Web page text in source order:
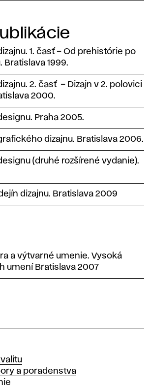
1. časť – Od prehistórie po
Bratislava 1999.
2. časť – Dizajn v 2. polovici
2000.
Praha 2005.
dizajnu. Bratislava 2006.
(druhé rozšírené vydanie).
dizajnu. Bratislava 2009
a výtvarné umenie. Vysoká
umení Bratislava 2007
a poradenstva